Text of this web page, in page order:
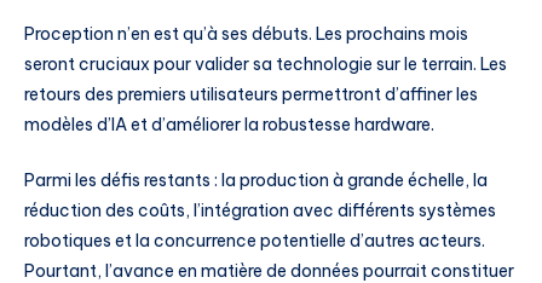
Proception n’en est qu’à ses débuts. Les prochains mois
seront cruciaux pour valider sa technologie sur le terrain. Les
retours des premiers utilisateurs permettront d’affiner les
modèles d’IA et d’améliorer la robustesse hardware.
Parmi les défis restants : la production à grande échelle, la
réduction des coûts, l’intégration avec différents systèmes
robotiques et la concurrence potentielle d’autres acteurs.
Pourtant, l’avance en matière de données pourrait constituer